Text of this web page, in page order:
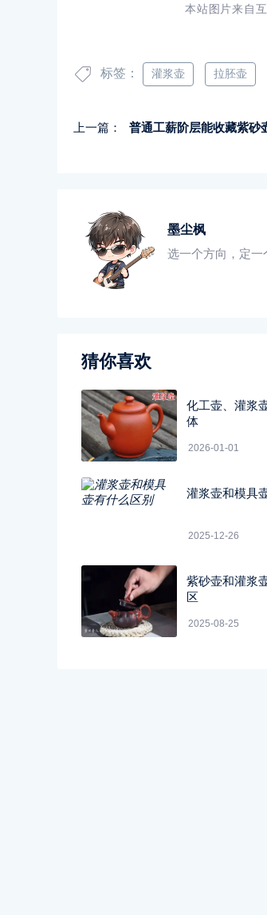
本站图片来自
标签： 灌浆壶 拉胚壶
上一篇： 普通工薪阶层能收藏紫砂
墨尘枫
选一个方向，定一
猜你喜欢
化工壶、灌浆
体
2026-01-01
灌浆壶和模具
2025-12-26
紫砂壶和灌浆
区
2025-08-25